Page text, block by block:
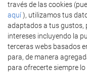
través de las cookies
aquí), utilizamos tus
adaptados a tus gustos,
intereses incluyendo la
terceras webs basados
para, de manera
para ofrecerte siempre